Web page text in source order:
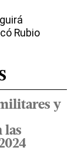
Rubio
y
las